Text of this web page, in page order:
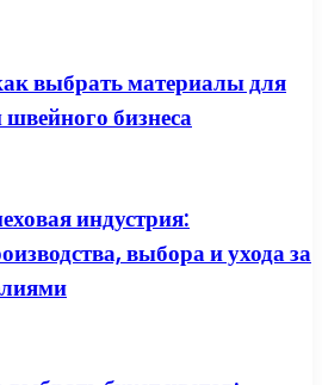
выбрать материалы для
швейного бизнеса
индустрия:
выбора и ухода за